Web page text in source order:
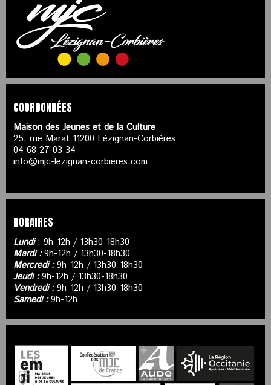
COORDONNÉES
Maison des Jeunes et de la Culture
25, rue Marat 11200 Lézignan-Corbières
04 68 27 03 34
info@mjc-lezignan-corbieres.com
HORAIRES
Lundi: 9h-12h / 13h30-18h30
Mardi :9h-12h / 13h30-18h30
Mercredi :9h-12h / 13h30-18h30
Jeudi :9h-12h / 13h30-18h30
Vendredi :9h-12h / 13h30-18h30
Samedi :9h-12h